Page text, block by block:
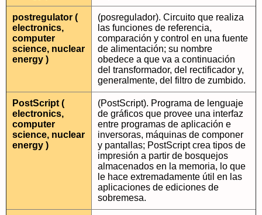
postregulator (
electronics,
computer
science, nuclear
energy )
(posregulador). Circuito que realiza
las funciones de referencia,
comparación y control en una fuente
de alimentación; su nombre
obedece a que va a continuación
del transformador, del rectificador y,
generalmente, del filtro de zumbido.
PostScript (
electronics,
computer
science, nuclear
energy )
(PostScript). Programa de lenguaje
de gráficos que provee una interfaz
entre programas de aplicación e
inversoras, máquinas de componer
y pantallas; PostScript crea tipos de
impresión a partir de bosquejos
almacenados en la memoria, lo que
le hace extremadamente útil en las
aplicaciones de ediciones de
sobremesa.